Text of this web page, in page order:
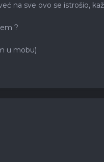
na sve ovo se istrošio,
?
u mobu)